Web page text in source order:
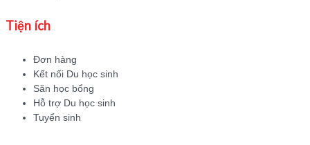
Tiện ích
Đơn hàng
Kết nối Du học sinh
Săn học bổng
Hỗ trợ Du học sinh
Tuyển sinh